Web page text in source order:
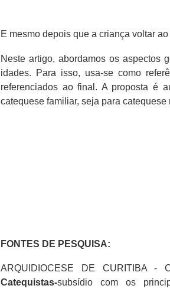
E mesmo depois que a criança voltar
Neste artigo, abordamos os aspectos
idades. Para isso, usa-se como
referenciados ao final. A proposta é
catequese familiar, seja para
FONTES DE PESQUISA:
ARQUIDIOCESE DE CURITIBA -
Catequistas-subsídio com os